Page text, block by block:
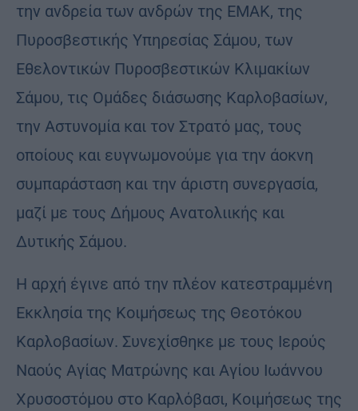
την ανδρεία των ανδρών της ΕΜΑΚ, της
Πυροσβεστικής Υπηρεσίας Σάμου, των
Εθελοντικών Πυροσβεστικών Κλιμακίων
Σάμου, τις Ομάδες διάσωσης Καρλοβασίων,
την Αστυνομία και τον Στρατό μας, τους
οποίους και ευγνωμονούμε για την άοκνη
συμπαράσταση και την άριστη συνεργασία,
μαζί με τους Δήμους Ανατολιικής και
Δυτικής Σάμου.
Η αρχή έγινε από την πλέον κατεστραμμένη
Εκκλησία της Κοιμήσεως της Θεοτόκου
Καρλοβασίων. Συνεχίσθηκε με τους Ιερούς
Ναούς Αγίας Ματρώνης και Αγίου Ιωάννου
Χρυσοστόμου στο Καρλόβασι, Κοιμήσεως της